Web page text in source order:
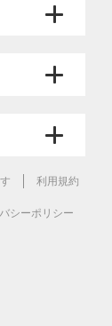
利用規約
シーポリシー